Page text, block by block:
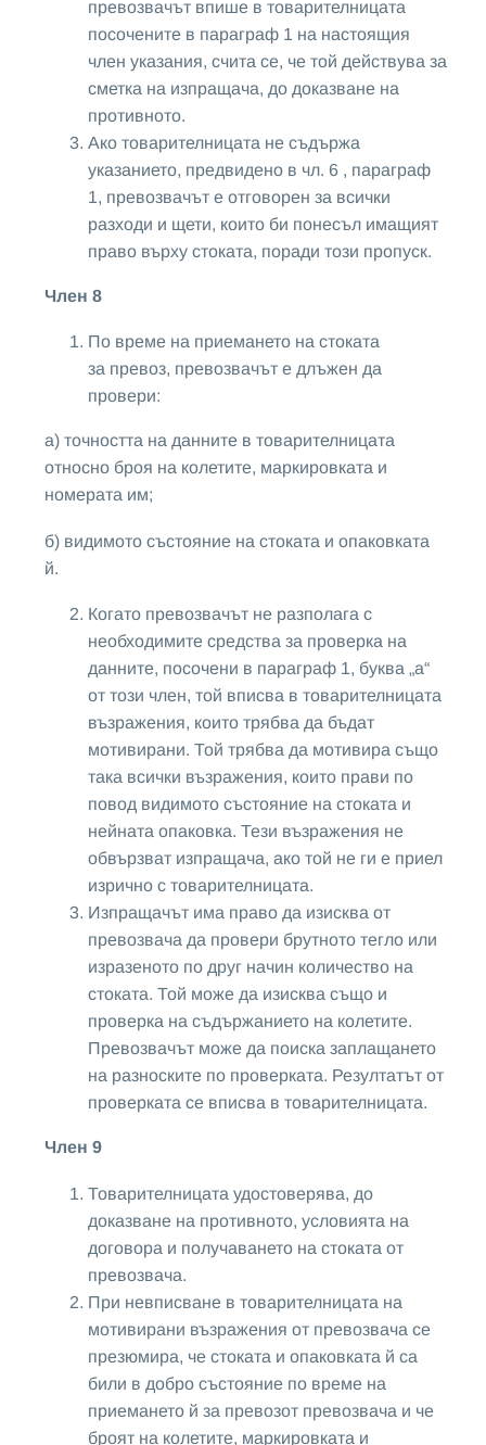
превозвачът впише в товарителницата
посочените в параграф 1 на настоящия
член указания, счита се, че той действува за
сметка на изпращача, до доказване на
противното.
Ако товарителницата не съдържа
указанието, предвидено в чл. 6 , параграф
1, превозвачът е отговорен за всички
разходи и щети, които би понесъл имащият
право върху стоката, поради този пропуск.
Член 8
По време на приемането на стоката
за превоз, превозвачът е длъжен да
провери:
а) точността на данните в товарителницата
относно броя на колетите, маркировката и
номерата им;
б) видимото състояние на стоката и опаковката
й.
Когато превозвачът не разполага с
необходимите средства за проверка на
данните, посочени в параграф 1, буква „а“
от този член, той вписва в товарителницата
възражения, които трябва да бъдат
мотивирани. Той трябва да мотивира също
така всички възражения, които прави по
повод видимото състояние на стоката и
нейната опаковка. Тези възражения не
обвързват изпращача, ако той не ги е приел
изрично с товарителницата.
Изпращачът има право да изисква от
превозвача да провери брутното тегло или
изразеното по друг начин количество на
стоката. Той може да изисква също и
проверка на съдържанието на колетите.
Превозвачът може да поиска заплащането
на разноските по проверката. Резултатът от
проверката се вписва в товарителницата.
Член 9
Товарителницата удостоверява, до
доказване на противното, условията на
договора и получаването на стоката от
превозвача.
При невписване в товарителницата на
мотивирани възражения от превозвача се
презюмира, че стоката и опаковката й са
били в добро състояние по време на
приемането й за превозот превозвача и че
броят на колетите, маркировката и